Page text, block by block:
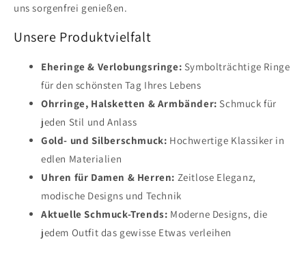
uns sorgenfrei genießen.
Unsere Produktvielfalt
Eheringe & Verlobungsringe: Symbolträchtige Ringe
für den schönsten Tag Ihres Lebens
Ohrringe, Halsketten & Armbänder: Schmuck für
jeden Stil und Anlass
Gold- und Silberschmuck: Hochwertige Klassiker in
edlen Materialien
Uhren für Damen & Herren: Zeitlose Eleganz,
modische Designs und Technik
Aktuelle Schmuck-Trends: Moderne Designs, die
jedem Outfit das gewisse Etwas verleihen